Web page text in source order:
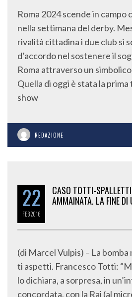
Roma 2024 scende in campo
nella settimana del derby.
rivalità cittadina i due club si
d’accordo nel sostenere il
Roma attraverso un
Quella di oggi è stata la prima
show
REDAZIONE
22
FEB2016
CASO TOTTI-
AMMAINATA. LA FINE DI
(di Marcel Vulpis) – La
ti aspetti. Francesco Totti:
lo dichiara, a sorpresa, in
concordata, con la Rai (al